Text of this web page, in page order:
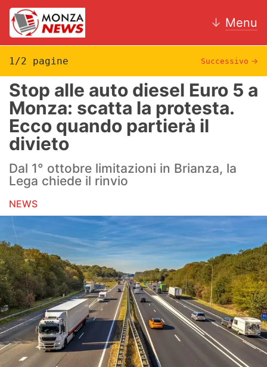
↓ Menu
News
AC Monza
Calcio
Motori
Volley
Hockey
Altri sport
Hockey
Pallanuoto
Pallamano
Altre
1/2 pagine Successivo →
Stop alle auto diesel Euro 5 a
Monza: scatta la protesta.
Ecco quando partierà il
divieto
Dal 1° ottobre limitazioni in Brianza, la
Lega chiede il rinvio
NEWS